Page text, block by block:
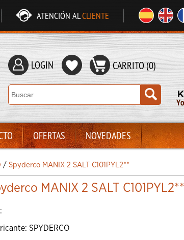
ATENCIÓN ALCLIENTE
LOGIN CARRITO (0)
OFERTAS NOVEDADES
/ Spyderco MANIX 2 SALT C101PYL2**
MANIX 2 SALT C101PYL2**
SPYDERCO